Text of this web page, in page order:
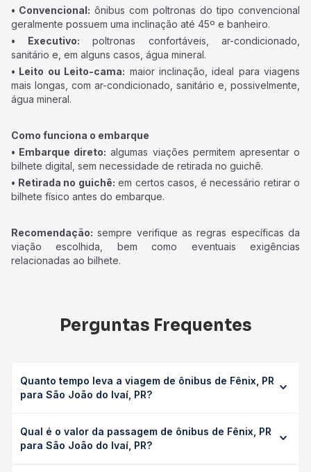
• Convencional: ônibus com poltronas do tipo convencional
geralmente possuem uma inclinação até 45º e banheiro.
• Executivo: poltronas confortáveis, ar-condicionado,
sanitário e, em alguns casos, água mineral.
• Leito ou Leito-cama: maior inclinação, ideal para viagens
mais longas, com ar-condicionado, sanitário e, possivelmente,
água mineral.
Como funciona o embarque
• Embarque direto: algumas viações permitem apresentar o
bilhete digital, sem necessidade de retirada no guichê.
• Retirada no guichê: em certos casos, é necessário retirar o
bilhete físico antes do embarque.
Recomendação: sempre verifique as regras específicas da
viação escolhida, bem como eventuais exigências
relacionadas ao bilhete.
Perguntas Frequentes
Quanto tempo leva a viagem de ônibus de Fênix, PR
para São João do Ivaí, PR?
PR leva em média 0 horas, podendo variar conforme a
viação, o tipo de serviço (convencional, executivo ou
Qual é o valor da passagem de ônibus de Fênix, PR
para São João do Ivaí, PR?